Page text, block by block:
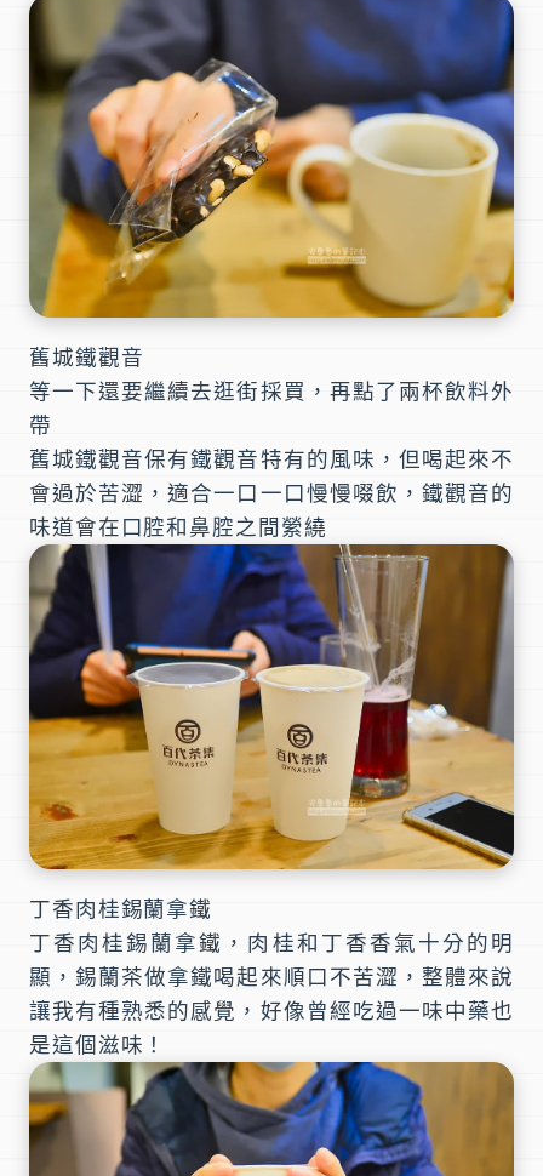
舊城鐵觀音
等一下還要繼續去逛街採買，再點了兩杯飲料外
帶
舊城鐵觀音保有鐵觀音特有的風味，但喝起來不
會過於苦澀，適合一口一口慢慢啜飲，鐵觀音的
味道會在口腔和鼻腔之間縈繞
丁香肉桂錫蘭拿鐵
丁香肉桂錫蘭拿鐵，肉桂和丁香香氣十分的明
顯，錫蘭茶做拿鐵喝起來順口不苦澀，整體來說
讓我有種熟悉的感覺，好像曾經吃過一味中藥也
是這個滋味！